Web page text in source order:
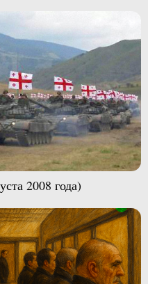
2008 года)